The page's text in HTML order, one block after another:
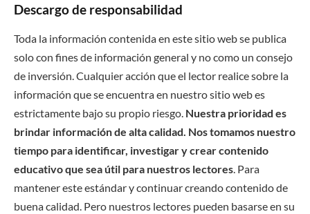
Descargo de responsabilidad
Toda la información contenida en este sitio web se publica
solo con fines de información general y no como un consejo
de inversión. Cualquier acción que el lector realice sobre la
información que se encuentra en nuestro sitio web es
estrictamente bajo su propio riesgo. Nuestra prioridad es
brindar información de alta calidad. Nos tomamos nuestro
tiempo para identificar, investigar y crear contenido
educativo que sea útil para nuestros lectores. Para
mantener este estándar y continuar creando contenido de
buena calidad. Pero nuestros lectores pueden basarse en su